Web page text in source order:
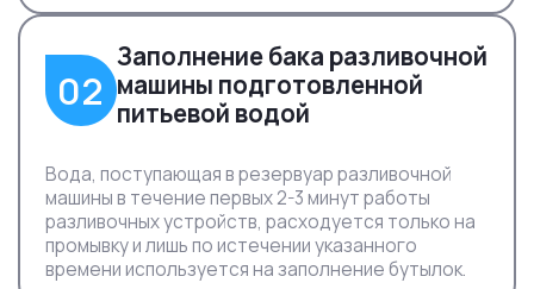
02
Заполнение бака разливочной
машины подготовленной
питьевой водой
Вода, поступающая в резервуар разливочной
машины в течение первых 2-3 минут работы
разливочных устройств, расходуется только на
промывку и лишь по истечении указанного
времени используется на заполнение бутылок.